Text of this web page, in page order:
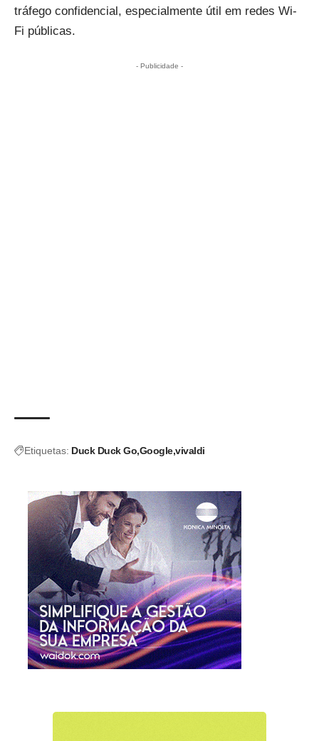
tráfego confidencial, especialmente útil em redes Wi-
Fi públicas.
- Publicidade -
Etiquetas: Duck Duck Go Google vivaldi